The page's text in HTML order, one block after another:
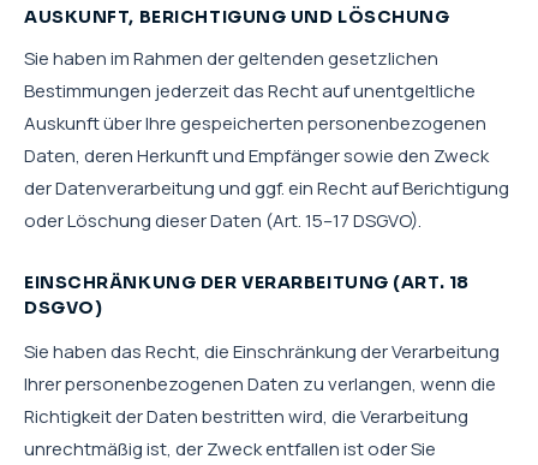
AUSKUNFT, BERICHTIGUNG UND LÖSCHUNG
Sie haben im Rahmen der geltenden gesetzlichen
Bestimmungen jederzeit das Recht auf unentgeltliche
Auskunft über Ihre gespeicherten personenbezogenen
Daten, deren Herkunft und Empfänger sowie den Zweck
der Datenverarbeitung und ggf. ein Recht auf Berichtigung
oder Löschung dieser Daten (Art. 15–17 DSGVO).
EINSCHRÄNKUNG DER VERARBEITUNG (ART. 18
DSGVO)
Sie haben das Recht, die Einschränkung der Verarbeitung
Ihrer personenbezogenen Daten zu verlangen, wenn die
Richtigkeit der Daten bestritten wird, die Verarbeitung
unrechtmäßig ist, der Zweck entfallen ist oder Sie